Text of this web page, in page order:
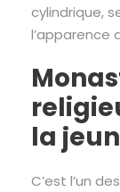
cylindrique,
l’apparence
la
C’est l’un